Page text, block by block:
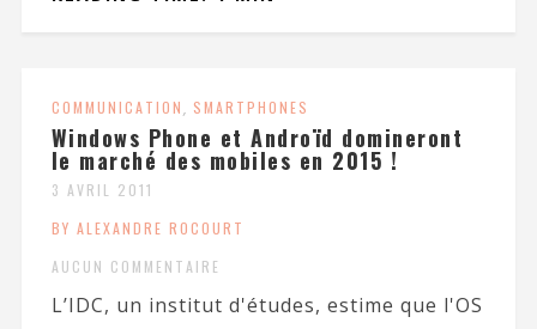
COMMUNICATION, SMARTPHONES
Windows Phone et Androïd domineront
le marché des mobiles en 2015 !
3 AVRIL 2011
BY ALEXANDRE ROCOURT
AUCUN COMMENTAIRE
L’IDC, un institut d'études, estime que l'OS